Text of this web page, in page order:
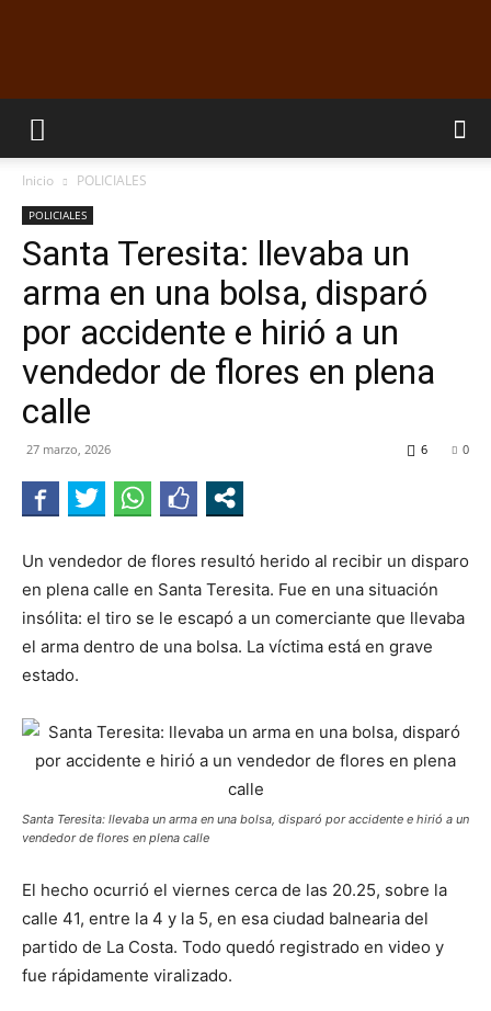
EL
RADIO
Inicio POLICIALES
POLICIALES
Santa Teresita: llevaba un
arma en una bolsa, disparó
por accidente e hirió a un
vendedor de flores en plena
calle
27 marzo, 2026 0
6
Un vendedor de flores resultó herido al recibir un disparo
en plena calle en Santa Teresita. Fue en una situación
insólita: el tiro se le escapó a un comerciante que llevaba
el arma dentro de una bolsa. La víctima está en grave
estado.
Santa Teresita: llevaba un arma en una bolsa, disparó por accidente e hirió a un
vendedor de flores en plena calle
El hecho ocurrió el viernes cerca de las 20.25, sobre la
calle 41, entre la 4 y la 5, en esa ciudad balnearia del
partido de La Costa. Todo quedó registrado en video y
fue rápidamente viralizado.